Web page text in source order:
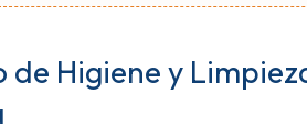
de Higiene y